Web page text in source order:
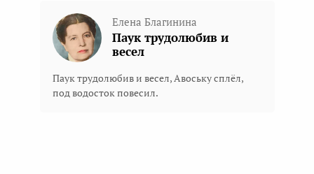
Елена Благинина
Паук трудолюбив и
весел
Паук трудолюбив и весел, Авоську сплёл,
под водосток повесил.